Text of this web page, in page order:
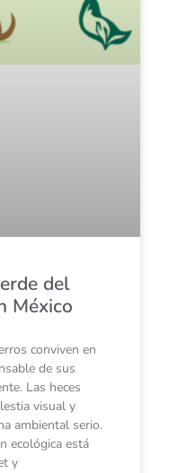
del
México
conviven en
de sus
Las heces
visual y
ambiental serio.
ecológica está
y